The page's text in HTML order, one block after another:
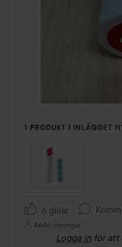
1 PRODUKT I INLÄGGET
6 gillar
4646 visningar
Logga in för att